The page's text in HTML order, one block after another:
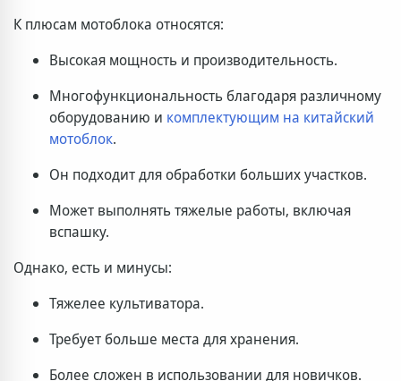
К плюсам мотоблока относятся:
Высокая мощность и производительность.
Многофункциональность благодаря различному
оборудованию и комплектующим на китайский
мотоблок.
Он подходит для обработки больших участков.
Может выполнять тяжелые работы, включая
вспашку.
Однако, есть и минусы:
Тяжелее культиватора.
Требует больше места для хранения.
Более сложен в использовании для новичков.